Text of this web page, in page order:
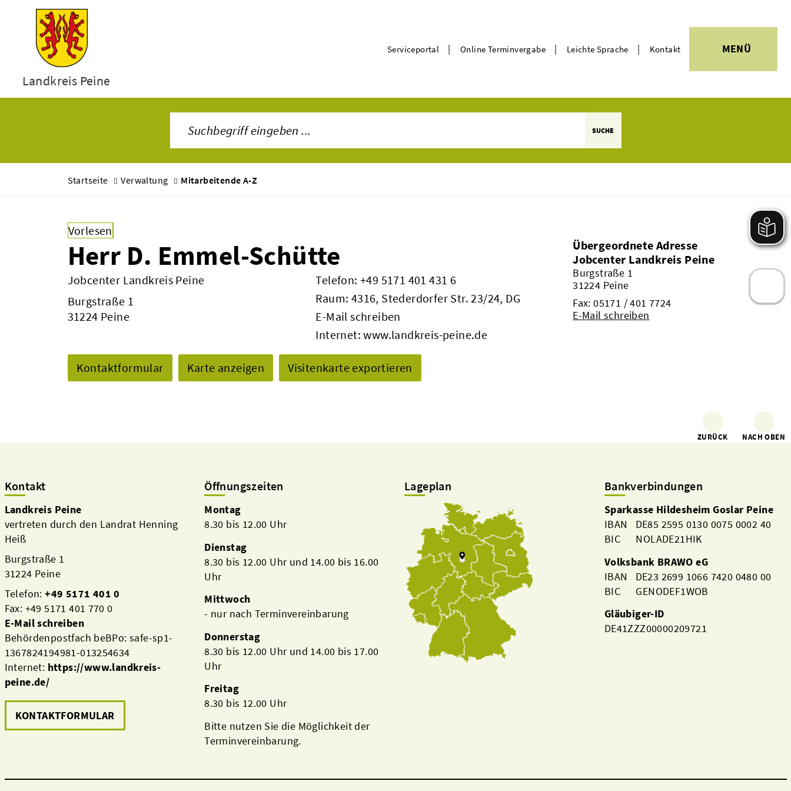
Landkreis Peine
Serviceportal | Online Terminvergabe | Leichte Sprache | Kontakt MENÜ
SUCHE
Startseite Verwaltung Mitarbeitende A-Z
Vorlesen
Herr D. Emmel-Schütte
Jobcenter Landkreis Peine
Burgstraße 1
31224 Peine
Telefon: +49 5171 401 431 6
Raum: 4316, Stederdorfer Str. 23/24, DG
E-Mail schreiben
Internet:www.landkreis-peine.de
Kontaktformular Karte anzeigen Visitenkarte exportieren
Übergeordnete Adresse
Jobcenter Landkreis Peine
Burgstraße 1
31224 Peine
Fax: 05171 / 401 7724
E-Mail schreiben
ZURÜCK NACH OBEN
Kontakt
Landkreis Peine
vertreten durch den Landrat Henning
Heiß
Burgstraße 1
31224 Peine
Telefon:+49 5171 401 0
Fax: +49 5171 401 770 0
E-Mail schreiben
Behördenpostfach beBPo: safe-sp1-
1367824194981-013254634
Internet: https://www.landkreis-
peine.de/
KONTAKTFORMULAR
Öffnungszeiten
Montag
8.30 bis 12.00 Uhr
Dienstag
8.30 bis 12.00 Uhr und 14.00 bis 16.00
Uhr
Mittwoch
- nur nach Terminvereinbarung
Donnerstag
8.30 bis 12.00 Uhr und 14.00 bis 17.00
Uhr
Freitag
8.30 bis 12.00 Uhr
Bitte nutzen Sie die Möglichkeit der
Terminvereinbarung.
Lageplan Bankverbindungen
Sparkasse Hildesheim Goslar Peine
IBAN DE85 2595 0130 0075 0002 40
BIC NOLADE21HIK
Volksbank BRAWO eG
IBAN DE23 2699 1066 7420 0480 00
BIC GENODEF1WOB
Gläubiger-ID
DE41ZZZ00000209721